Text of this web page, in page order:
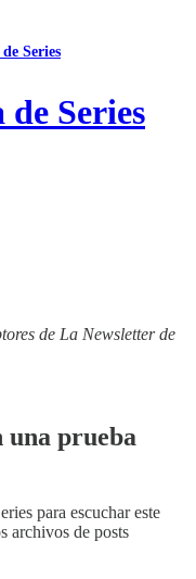
Series
Series
de La Newsletter de
una prueba
para escuchar este
archivos de posts